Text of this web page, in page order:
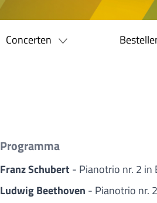
Concerten
Programma
Franz Schubert - Pianotrio nr. 2 in
Ludwig Beethoven - Pianotrio nr.